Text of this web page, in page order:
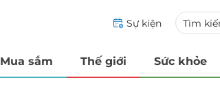
Sự kiện
Mua sắm Thế giới Sức khỏe